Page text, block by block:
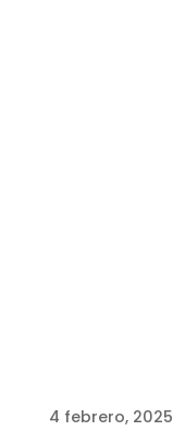
4 febrero, 2025